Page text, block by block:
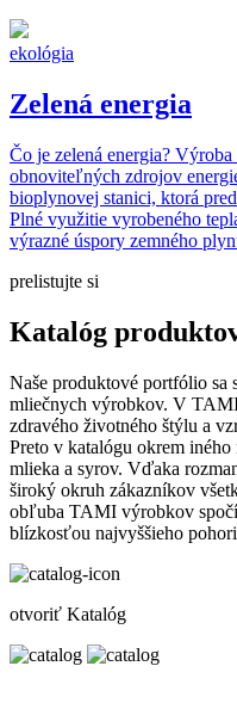
ekológia
Zelená energia
Čo je zelená energia?
obnoviteľných zdrojov
bioplynovej stanici, ktorá
Plné využitie vyrobeného
výrazné úspory zemného
prelistujte si
Katalóg
Naše produktové portfólio sa
mliečnych výrobkov. V TAMI
zdravého životného štýlu a
Preto v katalógu okrem
mlieka a syrov. Vďaka
široký okruh zákazníkov
obľuba TAMI výrobkov
blízkosťou najvyššieho
otvoriť Katalóg